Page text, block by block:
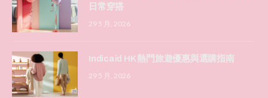
日常穿搭
29 5 月, 2026
Indicaid HK 熱門旅遊優惠與選購指南
29 5 月, 2026